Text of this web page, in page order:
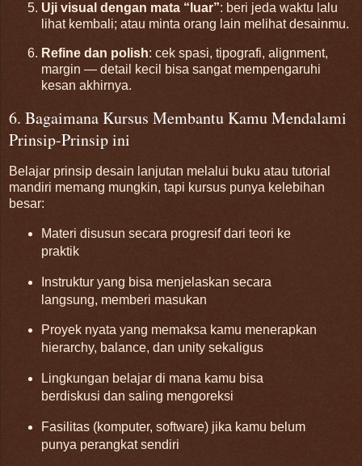
Uji visual dengan mata “luar”: beri jeda waktu lalu
lihat kembali; atau minta orang lain melihat desainmu.
Refine dan polish: cek spasi, tipografi, alignment,
margin — detail kecil bisa sangat mempengaruhi
kesan akhirnya.
6. Bagaimana Kursus Membantu Kamu Mendalami
Prinsip-Prinsip ini
Belajar prinsip desain lanjutan melalui buku atau tutorial
mandiri memang mungkin, tapi kursus punya kelebihan
besar:
Materi disusun secara progresif dari teori ke
praktik
Instruktur yang bisa menjelaskan secara
langsung, memberi masukan
Proyek nyata yang memaksa kamu menerapkan
hierarchy, balance, dan unity sekaligus
Lingkungan belajar di mana kamu bisa
berdiskusi dan saling mengoreksi
Fasilitas (komputer, software) jika kamu belum
punya perangkat sendiri